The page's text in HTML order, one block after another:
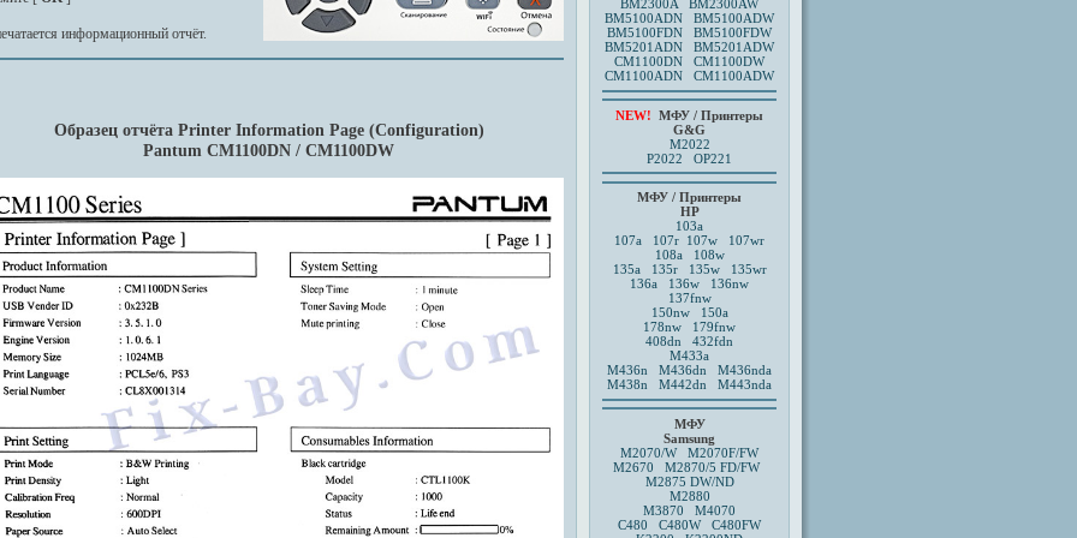
информационный отчёт.
Образец отчёта Printer Information Page (Configuration)
Pantum CM1100DN / CM1100DW
BM2300A BM2300AW
BM5100ADN BM5100ADW
BM5100FDN BM5100FDW
BM5201ADN BM5201ADW
CM1100DN CM1100DW
CM1100ADN CM1100ADW
NEW! МФУ / Принтеры
G&G
M2022
P2022 OP221
МФУ / Принтеры
HP
103a
107a 107r 107w 107wr
108a
108w
135a 135r 135w 135wr
136a 136w 136nw
137fnw
150nw
150a
178nw 179fnw
408dn
432fdn
M433a
M436n M436dn M436nda
M438n M442dn M443nda
МФУ
Samsung
M2070/W
M2070F/FW
M2670
M2870/5 FD/FW
M2875 DW/ND
M2880
M3870
M4070
C480 C480W C480FW